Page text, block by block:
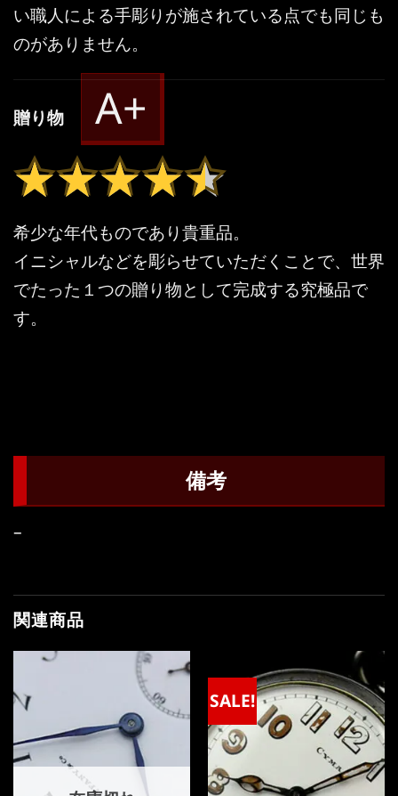
い職人による手彫りが施されている点でも同じも
のがありません。
贈り物 A+
★★★★★
★★★★★
希少な年代ものであり貴重品。
イニシャルなどを彫らせていただくことで、世界
でたった１つの贈り物として完成する究極品で
す。
備考
–
関連商品
SALE!